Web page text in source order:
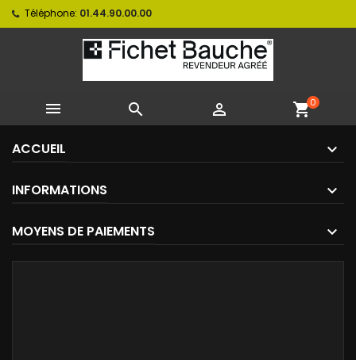
Téléphone: 01.44.90.00.00
   shopping_cart0
ACCUEIL
INFORMATIONS
MOYENS DE PAIEMENTS